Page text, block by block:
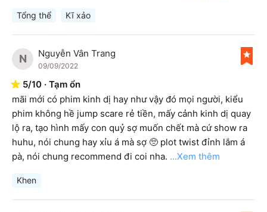
Tổng thể Kĩ xảo
N Nguyễn Vân Trang
09/09/2022
5/10 · Tạm ổn
mãi mới có phim kinh dị hay như vậy đó mọi người, kiểu
phim không hề jump scare rẻ tiền, mấy cảnh kinh dị quay
lộ ra, tạo hình mấy con quỷ sợ muốn chết mà cứ show ra
huhu, nói chung hay xỉu á mà sợ 🥺 plot twist đỉnh lắm á
pà, nói chung recommend đi coi nha. ...Xem thêm
Khen